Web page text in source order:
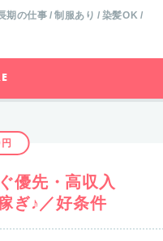
期の仕事 制服あり
染髪OK
優先・高収入
ぎ♪／好条件